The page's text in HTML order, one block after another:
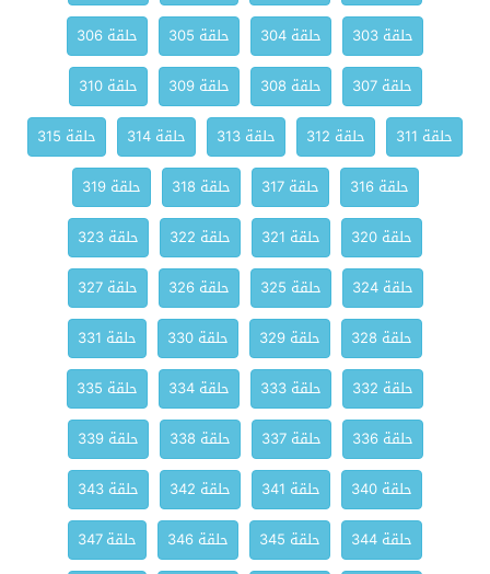
حلقة 303
حلقة 304 حلقة 305
حلقة 306
حلقة 307
حلقة 308 حلقة 309
حلقة 310
حلقة 311
حلقة 312 حلقة 313 حلقة 314
حلقة 315
حلقة 316
حلقة 317 حلقة 318
حلقة 319
حلقة 320
حلقة 321 حلقة 322
حلقة 323
حلقة 324
حلقة 325 حلقة 326
حلقة 327
حلقة 328
حلقة 329 حلقة 330
حلقة 331
حلقة 332
حلقة 333 حلقة 334
حلقة 335
حلقة 336
حلقة 337 حلقة 338
حلقة 339
حلقة 340
حلقة 341 حلقة 342
حلقة 343
حلقة 344
حلقة 345 حلقة 346
حلقة 347